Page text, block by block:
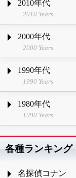
2010年代
2010 Years
2000年代
2000 Years
1990年代
1990 Years
1980年代
1990 Years
各種ランキング
名探偵コナン